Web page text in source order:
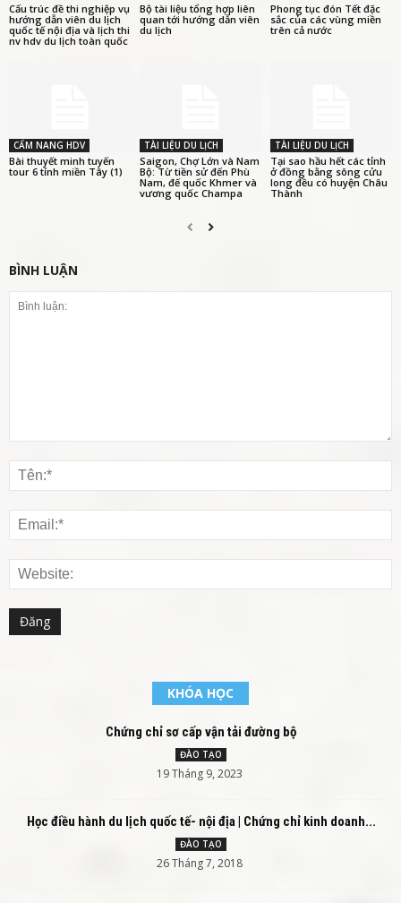
Cấu trúc đề thi nghiệp vụ
hướng dẫn viên du lịch
quốc tế nội địa và lịch thi
nv hdv du lịch toàn quốc
Bộ tài liệu tổng hợp liên
quan tới hướng dẫn viên
du lịch
Phong tục đón Tết đặc
sắc của các vùng miền
trên cả nước
CẨM NANG HDV
Bài thuyết minh tuyến
tour 6 tỉnh miền Tây (1)
TÀI LIỆU DU LỊCH
Saigon, Chợ Lớn và Nam
Bộ: Từ tiền sử đến Phù
Nam, đế quốc Khmer và
vương quốc Champa
TÀI LIỆU DU LỊCH
Tại sao hầu hết các tỉnh
ở đồng bằng sông cửu
long đều có huyện Châu
Thành
BÌNH LUẬN
KHÓA HỌC
Chứng chỉ sơ cấp vận tải đường bộ
ĐÀO TẠO
19 Tháng 9, 2023
Học điều hành du lịch quốc tế- nội địa | Chứng chỉ kinh doanh...
ĐÀO TẠO
26 Tháng 7, 2018